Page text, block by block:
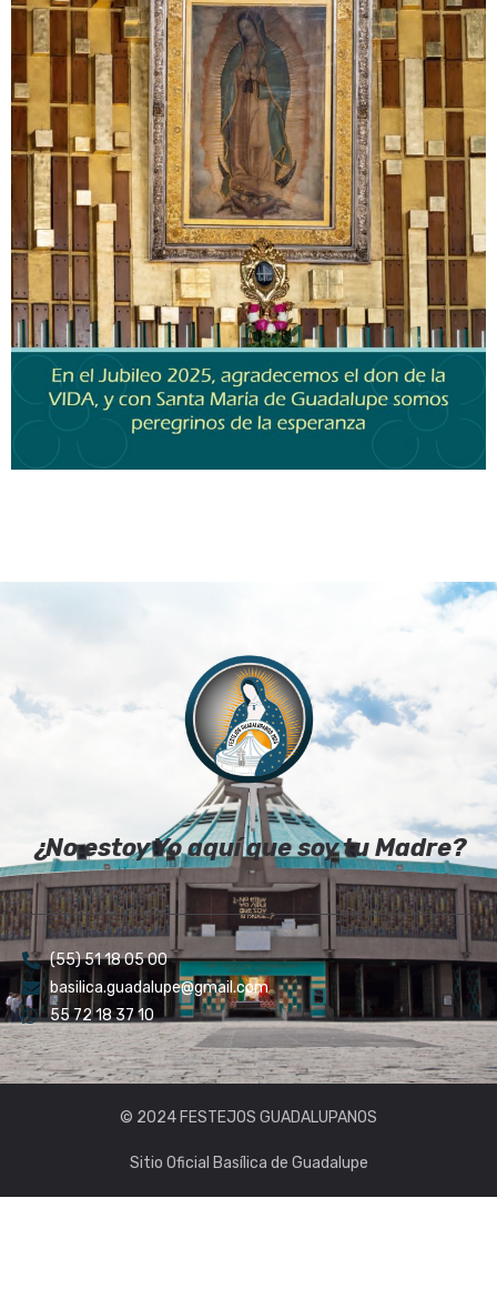
¿No estoy Yo aquí que soy tu Madre?
(55) 51 18 05 00
basilica.guadalupe@gmail.com
55 72 18 37 10
© 2024 FESTEJOS GUADALUPANOS
Sitio Oficial Basílica de Guadalupe